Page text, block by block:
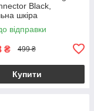
Black,
шкіра
відправки
₴ 499 ₴
Купити